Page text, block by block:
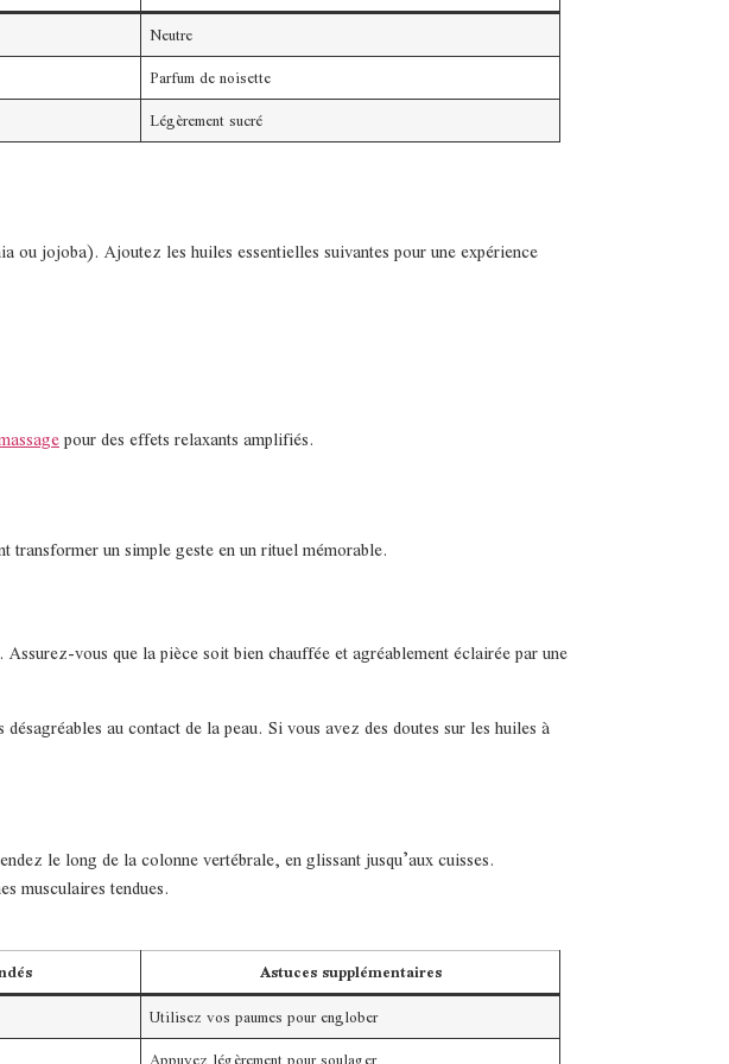
Neutre
Parfum de noisette
Légèrement sucré
jojoba). Ajoutez les huiles essentielles suivantes pour une expérience
pour des effets relaxants amplifiés.
un simple geste en un rituel mémorable.
vous que la pièce soit bien chauffée et agréablement éclairée par une
au contact de la peau. Si vous avez des doutes sur les huiles à
le long de la colonne vertébrale, en glissant jusqu’aux cuisses.
musculaires tendues.
Astuces supplémentaires
Utilisez vos paumes pour englober